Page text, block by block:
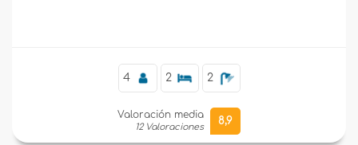
4 2 2
Valoración media
12 Valoraciones
8,9